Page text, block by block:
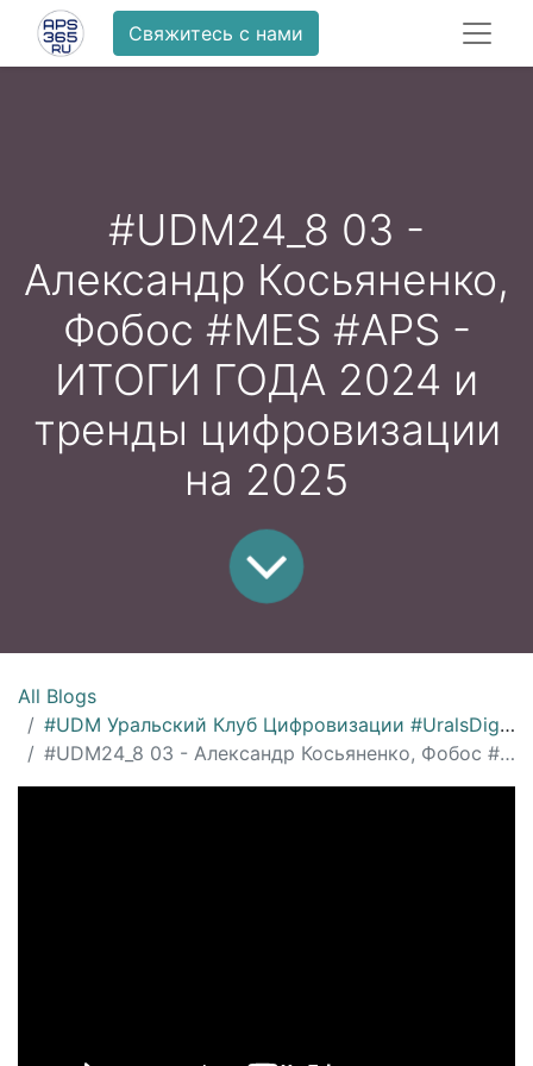
Свяжитесь с нами
#UDM24_8 03 -
Александр Косьяненко,
Фобос #MES #APS -
ИТОГИ ГОДА 2024 и
тренды цифровизации
на 2025
All Blogs
#UDM Уральский Клуб Цифровизации #UralsDigitalMachinery
#UDM24_8 03 - Александр Косьяненко, Фобос #MES #APS - ИТОГИ ГОДА 2024 и тренды цифровизации на 2025